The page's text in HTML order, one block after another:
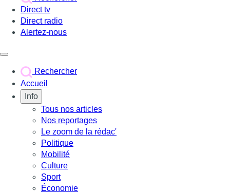
Direct tv
Direct radio
Alertez-nous
Rechercher
Accueil
Info
Tous nos articles
Nos reportages
Le zoom de la rédac'
Politique
Mobilité
Culture
Sport
Économie